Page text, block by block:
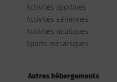
Activités sportives
Activités aériennes
Activités nautiques
Sports mécaniques
Autres hébergements